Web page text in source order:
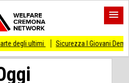
Sicurezza I Giovani Democratici